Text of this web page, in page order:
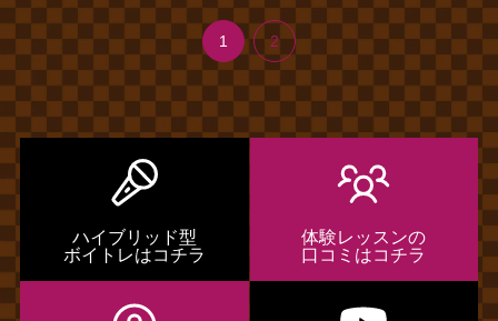
1 2
ハイブリッド型
ボイトレはコチラ
体験レッスンの
口コミはコチラ